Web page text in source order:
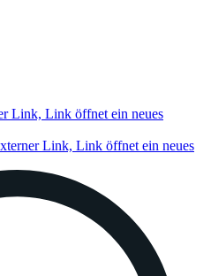
Link, Link öffnet ein neues
Link, Link öffnet ein neues